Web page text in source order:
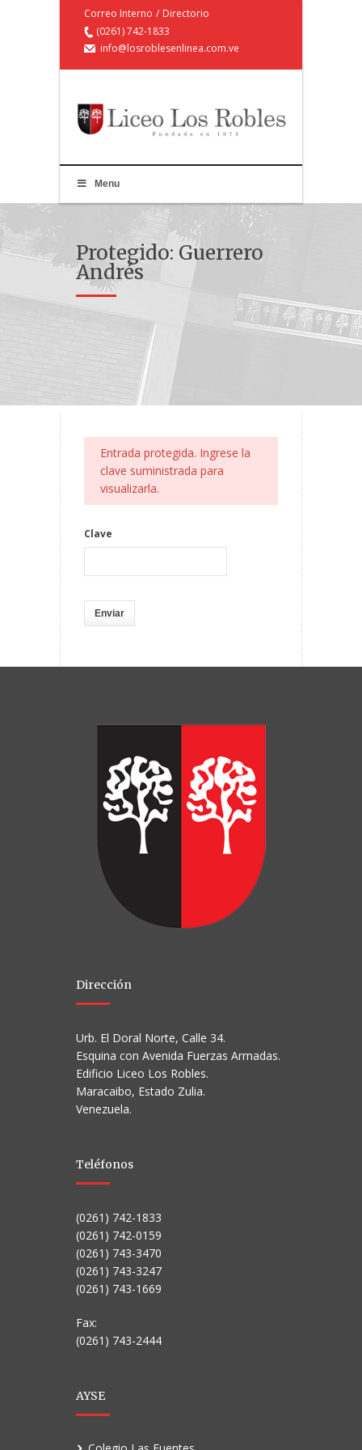
Correo Interno / Directorio
(0261) 742-1833
info@losroblesenlinea.com.ve
Menu
Protegido: Guerrero
Andrés
Entrada protegida. Ingrese la
clave suministrada para
visualizarla.
Clave
Dirección
Urb. El Doral Norte, Calle 34.
Esquina con Avenida Fuerzas Armadas.
Edificio Liceo Los Robles.
Maracaibo, Estado Zulia.
Venezuela.
Teléfonos
(0261) 742-1833
(0261) 742-0159
(0261) 743-3470
(0261) 743-3247
(0261) 743-1669
Fax:
(0261) 743-2444
AYSE